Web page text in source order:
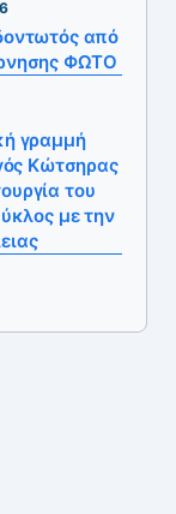
από
ΦΩΤΟ
γραμμή
Κώτσηρας
του
με την